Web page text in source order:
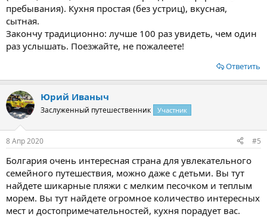
пребывания). Кухня простая (без устриц), вкусная,
сытная.
Закончу традиционно: лучше 100 раз увидеть, чем один
раз услышать. Поезжайте, не пожалеете!
Ответить
Юрий Иваныч
Заслуженный путешественник Участник
8 Апр 2020 #5
Болгария очень интересная страна для увлекательного
семейного путешествия, можно даже с детьми. Вы тут
найдете шикарные пляжи с мелким песочком и теплым
морем. Вы тут найдете огромное количество интересных
мест и достопримечательностей, кухня порадует вас.